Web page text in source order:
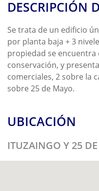
DESCRIPCIÓN
Se trata de un edificio
por planta baja + 3
propiedad se encuentra
conservación, y
comerciales, 2 sobre la
sobre 25 de Mayo.
UBICACIÓN
ITUZAINGO Y 25